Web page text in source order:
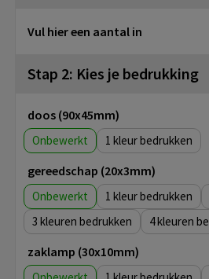
Vul hier een aantal in
Stap 2: Kies je bedrukking
doos (90x45mm)
Onbewerkt 1
gereedschap (20x3mm)
Onbewerkt 1
3
4
zaklamp (30x10mm)